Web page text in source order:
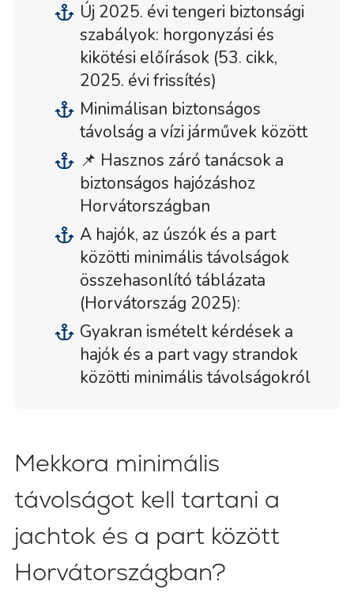
Új 2025. évi tengeri biztonsági
szabályok: horgonyzási és
kikötési előírások (53. cikk,
2025. évi frissítés)
Minimálisan biztonságos
távolság a vízi járművek között
📌 Hasznos záró tanácsok a
biztonságos hajózáshoz
Horvátországban
A hajók, az úszók és a part
közötti minimális távolságok
összehasonlító táblázata
(Horvátország 2025):
Gyakran ismételt kérdések a
hajók és a part vagy strandok
közötti minimális távolságokról
Mekkora minimális
távolságot kell tartani a
jachtok és a part között
Horvátországban?